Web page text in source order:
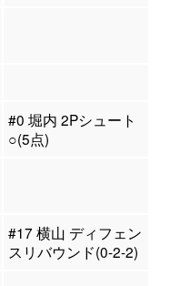
#0 堀内 2Pシュート
○(5点)
#17 横山 ディフェン
スリバウンド(0-2-2)